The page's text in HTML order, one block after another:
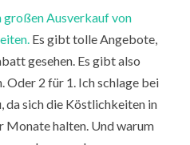
großen Ausverkauf von
Es gibt tolle Angebote,
gesehen. Es gibt also
Oder 2 für 1. Ich schlage bei
da sich die Köstlichkeiten in
Monate halten. Und warum